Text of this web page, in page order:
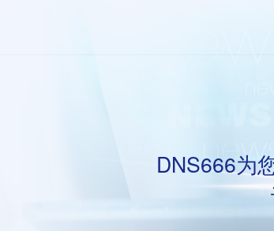
DNS666为